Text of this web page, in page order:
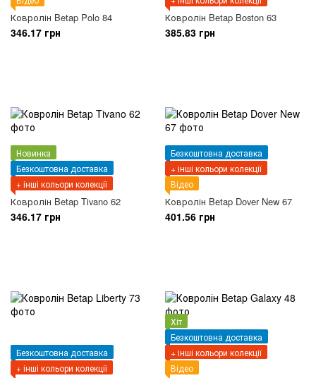
Ковролін Betap Polo 84
346.17 грн
Ковролін Betap Boston 63
385.83 грн
Новинка
Безкоштовна доставка
+ інші кольори колекції
Ковролін Betap Tivano 62
346.17 грн
Безкоштовна доставка
+ інші кольори колекції
Відео
Ковролін Betap Dover New 67
401.56 грн
Безкоштовна доставка
+ інші кольори колекції
Хіт
Безкоштовна доставка
+ інші кольори колекції
Відео